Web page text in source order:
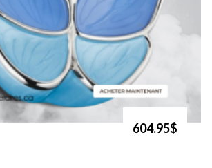
604.95$